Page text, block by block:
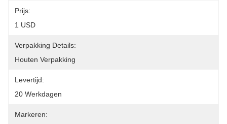
Prijs:
1 USD
Verpakking Details:
Houten Verpakking
Levertijd:
20 Werkdagen
Markeren: